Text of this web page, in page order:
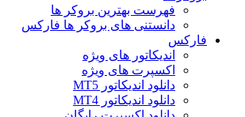
فهرست بهترین بروکر ها
دانستنی های بروکر ها فارکس
فارکس
اندیکاتور های ویژه
اکسپرت های ویژه
دانلود اندیکاتور MT5
دانلود اندیکاتور MT4